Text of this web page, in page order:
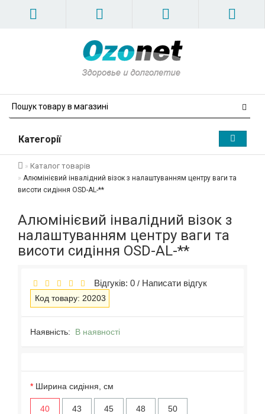
Категорії
Каталог товарів
Алюмінієвий інвалідний візок з налаштуванням центру ваги та
висоти сидіння OSD-AL-**
Алюмінієвий інвалідний візок з
налаштуванням центру ваги та
висоти сидіння OSD-AL-**
Відгуків: 0 / Написати відгук
Код товару: 20203
Наявність: В наявності
Ширина сидіння, см
40 43 45 48 50